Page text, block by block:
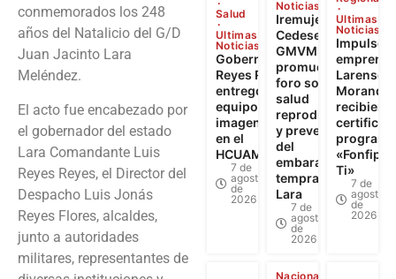
conmemorados los 248
años del Natalicio del G/D
Juan Jacinto Lara
Meléndez.
El acto fue encabezado por
el gobernador del estado
Lara Comandante Luis
Reyes Reyes, el Director del
Despacho Luis Jonás
Reyes Flores, alcaldes,
junto a autoridades
militares, representantes de
Salud
Ultimas
Noticias
Gobernador
Reyes Reyes
entregó
equipos de
imagenología
en el
HCUAMP
7 de
agosto
de
2026
Noticias
Iremujer,
Cedesex y
GMVM
promueven
foro sobre
salud
reproductiva
y prevención
del
embarazo
temprano en
Lara
7 de
agosto
de
2026
Ultimas
Noticias
Impulso
Larense:
programa
«Fonfip
Ti»
7 de
agosto
de
2026
Nacional